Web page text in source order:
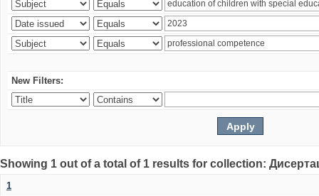
New Filters:
Showing 1 out of a total of 1 results for collection:
1